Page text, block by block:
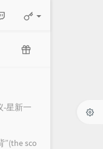
-星新一
”(the sco